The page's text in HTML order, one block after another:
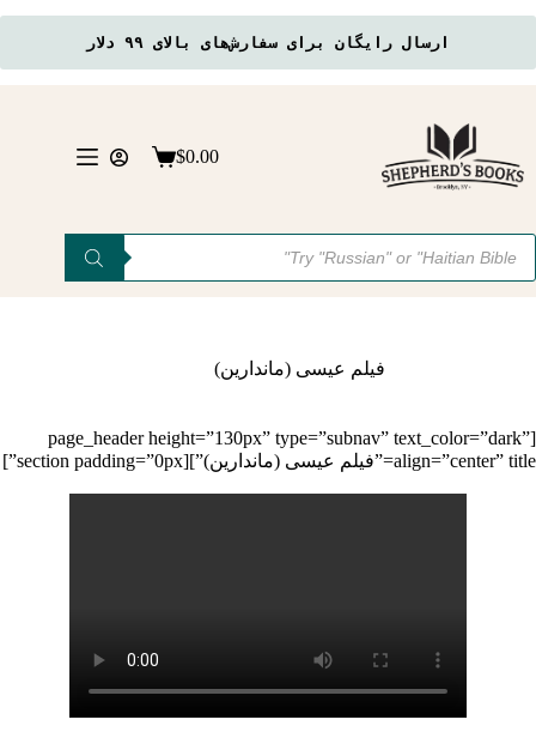
ارسال رایگان برای سفارش‌های بالای ۹۹ دلار
سبد$0.00
Products
search
فیلم عیسی (ماندارین)
[page_header height=”130px” type=”subnav” text_color=”dark”
align=”center” title=”فیلم عیسی (ماندارین)”][section padding=”0px”]